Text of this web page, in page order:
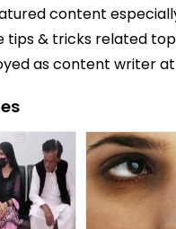
content
tips & tricks related
as content writer at